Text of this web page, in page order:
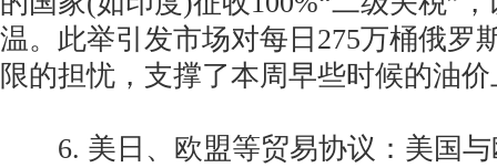
温。此举引发市场对每日275万桶俄罗
限的担忧，支撑了本周早些时候的油
6. 美日、欧盟等贸易协议：美国与